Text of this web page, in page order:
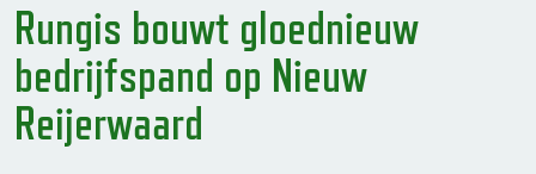
Rungis bouwt gloednieuw
bedrijfspand op Nieuw
Reijerwaard